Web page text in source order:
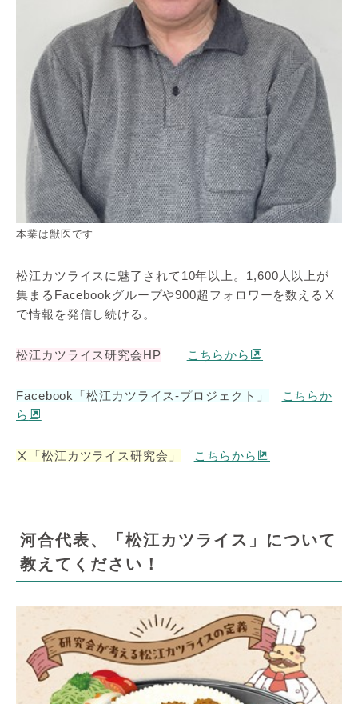
本業は獣医です
松江カツライスに魅了されて10年以上。1,600人以上が
集まるFacebookグループや900超フォロワーを数えるⅩ
で情報を発信し続ける。
松江カツライス研究会HP こちらから
Facebook「松江カツライス-プロジェクト」
こちらか
ら
Ⅹ「松江カツライス研究会」 こちらから
河合代表、「松江カツライス」について
教えてください！